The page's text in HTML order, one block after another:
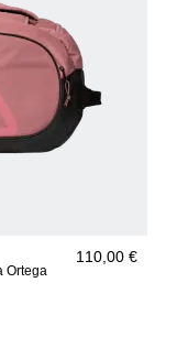
Ortega
110,00 €